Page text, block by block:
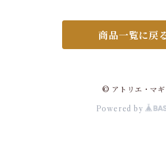
商品一覧に戻
© アトリエ・マギ
Powered by